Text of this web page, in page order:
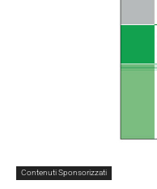
Contenuti Sponsorizzati